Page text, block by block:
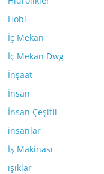
Hobi
İç Mekan
İç Mekan Dwg
İnşaat
İnsan
İnsan Çeşitli
insanlar
İş Makinası
ışıklar